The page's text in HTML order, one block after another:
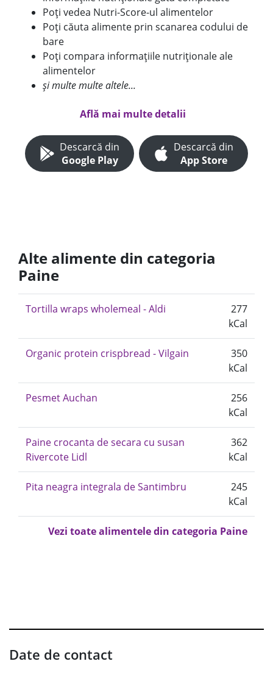
Poți vedea Nutri-Score-ul alimentelor
Poți căuta alimente prin scanarea codului de
bare
Poți compara informațiile nutriționale ale
alimentelor
și multe multe altele...
Află mai multe detalii
Descarcă din
Google Play
Descarcă din
App Store
Alte alimente din categoria
Paine
Tortilla wraps wholemeal - Aldi
277
kCal
Organic protein crispbread - Vilgain
350
kCal
Pesmet Auchan
256
kCal
Paine crocanta de secara cu susan
Rivercote Lidl
362
kCal
Pita neagra integrala de Santimbru
245
kCal
Vezi toate alimentele din categoria Paine
Date de contact